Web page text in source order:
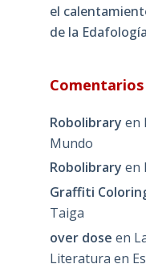
el
de la
Robolibrary en
Mundo
Robolibrary en
Graffiti
Taiga
over dose en
Literatura en